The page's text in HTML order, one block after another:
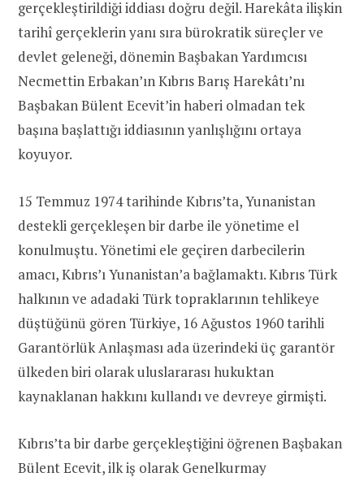
gerçekleştirildiği iddiası doğru değil. Harekâta ilişkin
tarihî gerçeklerin yanı sıra bürokratik süreçler ve
devlet geleneği, dönemin Başbakan Yardımcısı
Necmettin Erbakan’ın Kıbrıs Barış Harekâtı’nı
Başbakan Bülent Ecevit’in haberi olmadan tek
başına başlattığı iddiasının yanlışlığını ortaya
koyuyor.
15 Temmuz 1974 tarihinde Kıbrıs’ta, Yunanistan
destekli gerçekleşen bir darbe ile yönetime el
konulmuştu. Yönetimi ele geçiren darbecilerin
amacı, Kıbrıs’ı Yunanistan’a bağlamaktı. Kıbrıs Türk
halkının ve adadaki Türk topraklarının tehlikeye
düştüğünü gören Türkiye, 16 Ağustos 1960 tarihli
Garantörlük Anlaşması ada üzerindeki üç garantör
ülkeden biri olarak uluslararası hukuktan
kaynaklanan hakkını kullandı ve devreye girmişti.
Kıbrıs’ta bir darbe gerçekleştiğini öğrenen Başbakan
Bülent Ecevit, ilk iş olarak Genelkurmay